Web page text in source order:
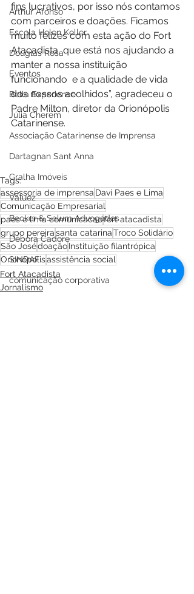
Arthur Afonso
Escola Helen Keller
Douglas Rosa
Eventos
Bella Experience
Júlia Cherem
Associação Catarinense de Imprensa
Dartagnan Sant Anna
Gralha Imóveis
Valuez
Becker & Salum Advogados
Débora Cadore
SINDAF
comunicação corporativa
fins lucrativos, por isso nós contamos
com parceiros e doações. Ficamos
muito felizes com esta ação do Fort
Atacadista, que está nos ajudando a
manter a nossa instituição
funcionando  e a qualidade de vida
dos nossos acolhidos”, agradeceu o
Padre Milton, diretor da Orionópolis
Catarinense.
Tags:
assessoria de imprensa Davi Paes e Lima
Comunicação Empresarial
paes e lima comunicacaofort atacadista
grupo pereirasanta catarinaTroco Solidário
São JosédoaçãoInstituição filantrópica
Orionópolisassistência social
Fort Atacadista
Jornalismo